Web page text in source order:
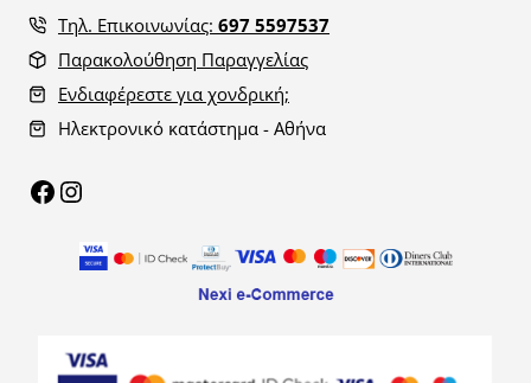
Τηλ. Επικοινωνίας: 697 5597537
Παρακολούθηση Παραγγελίας
Ενδιαφέρεστε για χονδρική;
Ηλεκτρονικό κατάστημα - Αθήνα
Facebook
Instagram